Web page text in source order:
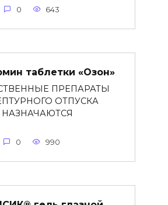
0 643
таблетки «Озон»
ПРЕПАРАТЫ
ОТПУСКА
НАЗНАЧАЮТСЯ
0 990